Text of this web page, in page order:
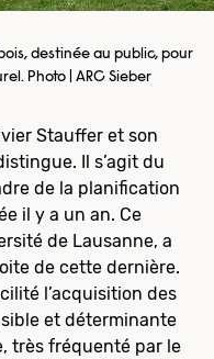
destinée au public, pour
Photo | ARC Sieber
Stauffer et son
Il s’agit du
de la planification
il y a un an. Ce
de Lausanne, a
de cette dernière.
l’acquisition des
et déterminante
très fréquenté par le